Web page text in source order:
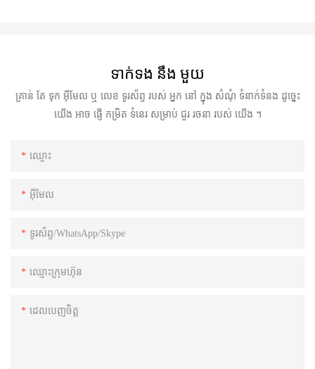
ទាក់ទង នឹង មួយ
គ្រាន់ តែ ទុក អ៊ីមែល ឬ លេខ ទូរស័ព្ទ របស់ អ្នក នៅ ក្នុង សំណុំ ទំនាក់ទំនង ដូច្នេះ
យើង អាច ផ្ញើ កម្រិត ទំនេរ សម្រាប់ ជួរ រចនា របស់ យើង ។
ឈ្មោះ
អ៊ីមែល
ទូរស័ព្ទ/WhatsApp/Skype
ឈ្មោះក្រុមហ៊ុន
ដេលបេញចិត្ដ